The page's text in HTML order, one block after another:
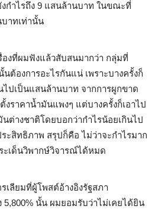
กำไรถึง 9 แสนล้านบาท ในขณะที่
าทเท่านั้น
องที่ผมฟังแล้วสับสนมากว่า กลุ่มที่
ต้องการอะไรกันแน่ เพราะบางครั้งก็
ไปเป็นแสนล้านบาท จากการผูกขาด
ราคาน้ำมันแพงๆ แต่บางครั้งก็เอาไป
ต่างชาติโดยบอกว่ากำไรน้อยเกินไป
ะสิทธิภาพ สรุปก็คือ ไม่ว่าจะกำไรมาก
ะเด็นวิพากษ์วิจารณ์ได้หมด
เลียมที่ผู้โพสต์อ้างอิงรัฐสภา
5,800% นั้น ผมยอมรับว่าไม่เคยได้ยิน